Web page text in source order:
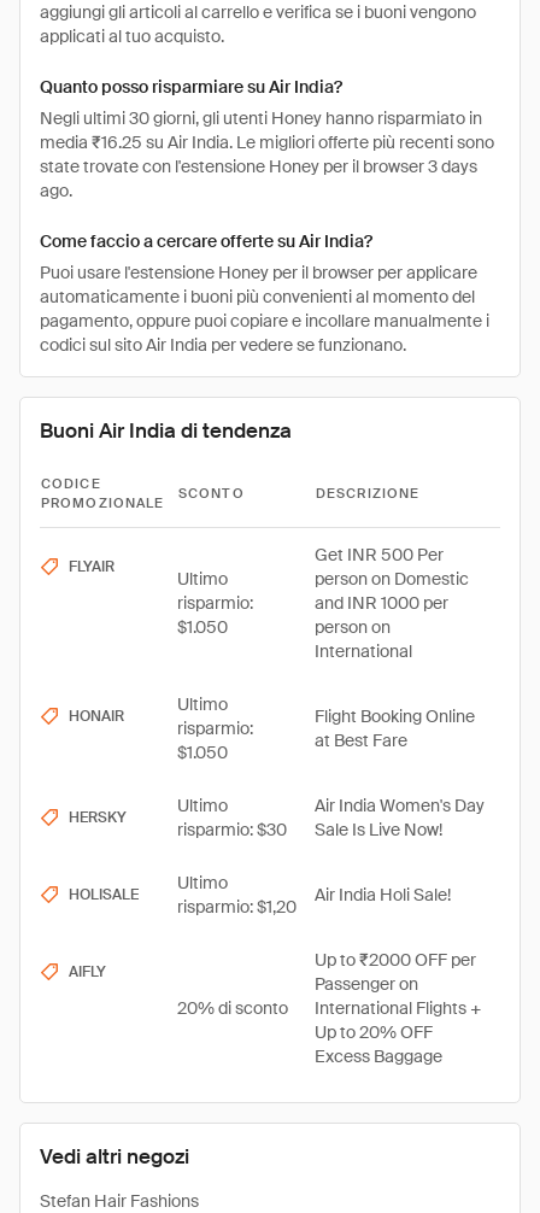
Vedi altri negozi
Stefan Hair Fashions
aggiungi gli articoli al carrello e verifica se i buoni vengono
applicati al tuo acquisto.
Quanto posso risparmiare su Air India?
Negli ultimi 30 giorni, gli utenti Honey hanno risparmiato in
media ₹16.25 su Air India. Le migliori offerte più recenti sono
state trovate con l'estensione Honey per il browser 3 days
ago.
Come faccio a cercare offerte su Air India?
Puoi usare l'estensione Honey per il browser per applicare
automaticamente i buoni più convenienti al momento del
pagamento, oppure puoi copiare e incollare manualmente i
codici sul sito Air India per vedere se funzionano.
Buoni Air India di tendenza
CODICE
PROMOZIONALE
SCONTO DESCRIZIONE
FLYAIR
Ultimo
risparmio:
$1.050
Get INR 500 Per
person on Domestic
and INR 1000 per
person on
International
HONAIR
Ultimo
risparmio:
$1.050
Flight Booking Online
at Best Fare
HERSKY
Ultimo
risparmio: $30
Air India Women's Day
Sale Is Live Now!
HOLISALE
Ultimo
risparmio: $1,20
Air India Holi Sale!
AIFLY
20% di sconto
Up to ₹2000 OFF per
Passenger on
International Flights +
Up to 20% OFF
Excess Baggage